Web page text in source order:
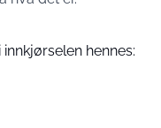
hennes: